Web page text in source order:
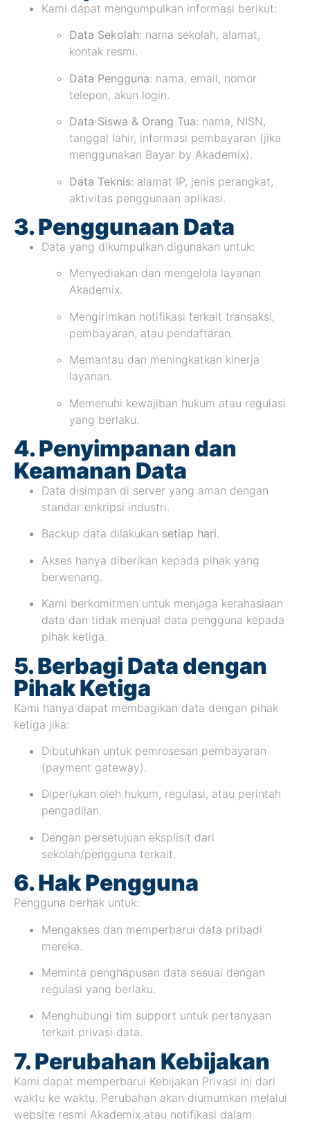
Kami dapat mengumpulkan informasi berikut:
Data Sekolah: nama sekolah, alamat,
kontak resmi.
Data Pengguna: nama, email, nomor
telepon, akun login.
Data Siswa & Orang Tua: nama, NISN,
tanggal lahir, informasi pembayaran (jika
menggunakan Bayar by Akademix).
Data Teknis: alamat IP, jenis perangkat,
aktivitas penggunaan aplikasi.
3. Penggunaan Data
Data yang dikumpulkan digunakan untuk:
Menyediakan dan mengelola layanan
Akademix.
Mengirimkan notifikasi terkait transaksi,
pembayaran, atau pendaftaran.
Memantau dan meningkatkan kinerja
layanan.
Memenuhi kewajiban hukum atau regulasi
yang berlaku.
4. Penyimpanan dan
Keamanan Data
Data disimpan di server yang aman dengan
standar enkripsi industri.
Backup data dilakukan setiap hari.
Akses hanya diberikan kepada pihak yang
berwenang.
Kami berkomitmen untuk menjaga kerahasiaan
data dan tidak menjual data pengguna kepada
pihak ketiga.
5. Berbagi Data dengan
Pihak Ketiga
Kami hanya dapat membagikan data dengan pihak
ketiga jika:
Dibutuhkan untuk pemrosesan pembayaran
(payment gateway).
Diperlukan oleh hukum, regulasi, atau perintah
pengadilan.
Dengan persetujuan eksplisit dari
sekolah/pengguna terkait.
6. Hak Pengguna
Pengguna berhak untuk:
Mengakses dan memperbarui data pribadi
mereka.
Meminta penghapusan data sesuai dengan
regulasi yang berlaku.
Menghubungi tim support untuk pertanyaan
terkait privasi data.
7. Perubahan Kebijakan
Kami dapat memperbarui Kebijakan Privasi ini dari
waktu ke waktu. Perubahan akan diumumkan melalui
website resmi Akademix atau notifikasi dalam